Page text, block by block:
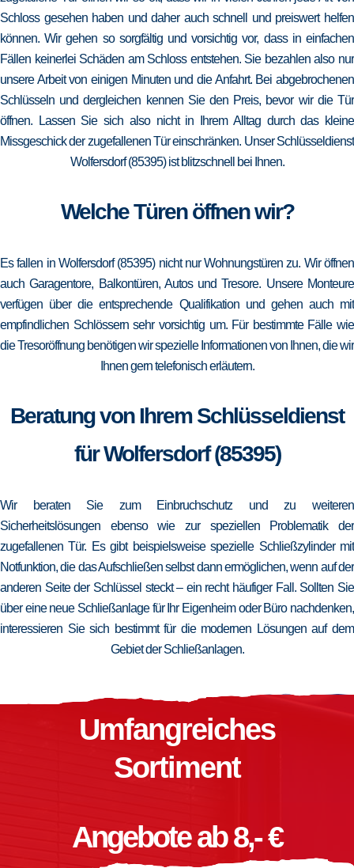
Schloss gesehen haben und daher auch schnell und preiswert helfen
können. Wir gehen so sorgfältig und vorsichtig vor, dass in einfachen
Fällen keinerlei Schäden am Schloss entstehen. Sie bezahlen also nur
unsere Arbeit von einigen Minuten und die Anfahrt. Bei abgebrochenen
Schlüsseln und dergleichen kennen Sie den Preis, bevor wir die Tür
öffnen. Lassen Sie sich also nicht in Ihrem Alltag durch das kleine
Missgeschick der zugefallenen Tür einschränken. Unser Schlüsseldienst
Wolfersdorf (85395) ist blitzschnell bei Ihnen.
Welche Türen öffnen wir?
Es fallen in Wolfersdorf (85395) nicht nur Wohnungstüren zu. Wir öffnen
auch Garagentore, Balkontüren, Autos und Tresore. Unsere Monteure
verfügen über die entsprechende Qualifikation und gehen auch mit
empfindlichen Schlössern sehr vorsichtig um. Für bestimmte Fälle wie
die Tresoröffnung benötigen wir spezielle Informationen von Ihnen, die wir
Ihnen gern telefonisch erläutern.
Beratung von Ihrem Schlüsseldienst
für Wolfersdorf (85395)
Wir beraten Sie zum Einbruchschutz und zu weiteren
Sicherheitslösungen ebenso wie zur speziellen Problematik der
zugefallenen Tür. Es gibt beispielsweise spezielle Schließzylinder mit
Notfunktion, die das Aufschließen selbst dann ermöglichen, wenn auf der
anderen Seite der Schlüssel steckt – ein recht häufiger Fall. Sollten Sie
über eine neue Schließanlage für Ihr Eigenheim oder Büro nachdenken,
interessieren Sie sich bestimmt für die modernen Lösungen auf dem
Gebiet der Schließanlagen.
Umfangreiches
Sortiment
Angebote ab 8,- €